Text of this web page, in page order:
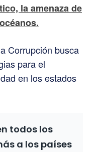
la amenaza de
Corrupción busca
para el
en los estados
todos los
a los países